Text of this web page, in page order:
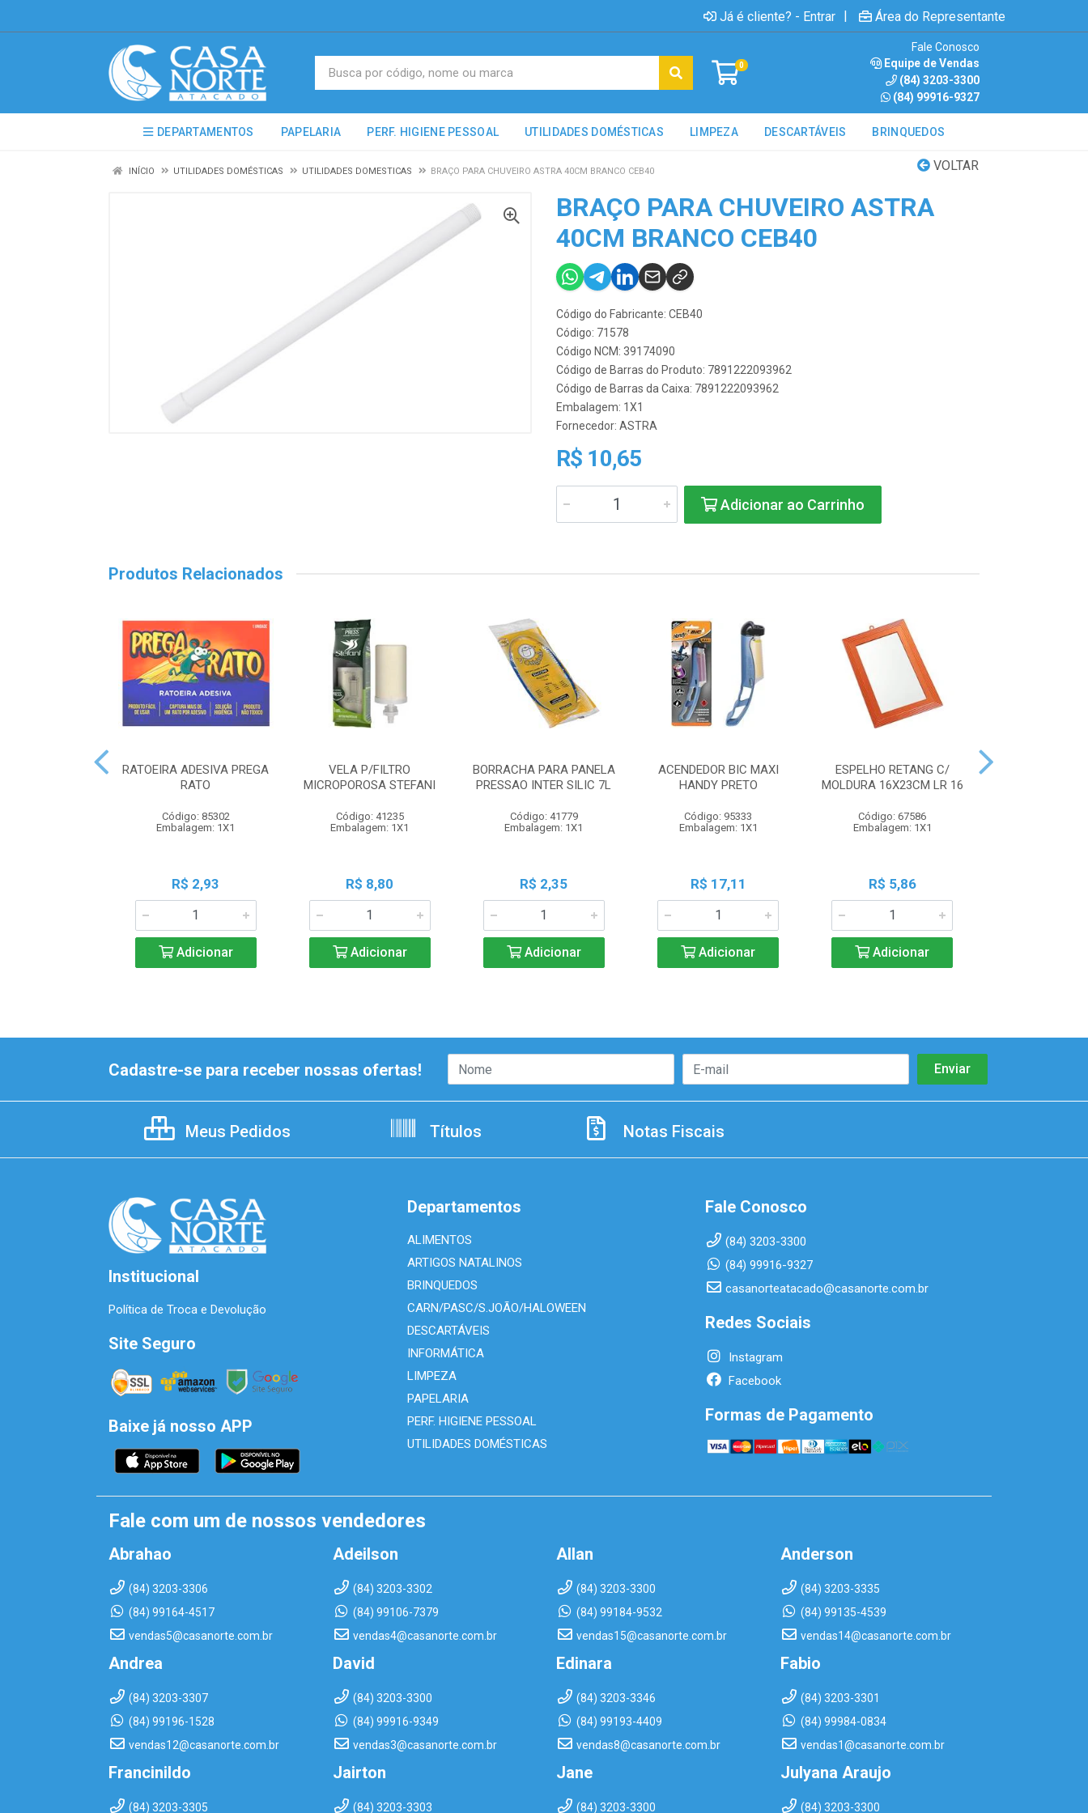
Já é cliente? - Entrar | Área do Representante
0
Fale Conosco
Equipe de Vendas
(84) 3203-3300
(84) 99916-9327
DEPARTAMENTOS PAPELARIA PERF. HIGIENE PESSOAL UTILIDADES DOMÉSTICAS LIMPEZA DESCARTÁVEIS BRINQUEDOS
VOLTAR
INÍCIO UTILIDADES DOMÉSTICAS UTILIDADES DOMESTICAS BRAÇO PARA CHUVEIRO ASTRA 40CM BRANCO CEB40
BRAÇO PARA CHUVEIRO ASTRA
40CM BRANCO CEB40
Código do Fabricante: CEB40
Código: 71578
Código NCM: 39174090
Código de Barras do Produto: 7891222093962
Código de Barras da Caixa: 7891222093962
Embalagem: 1X1
Fornecedor: ASTRA
R$ 10,65
Adicionar ao Carrinho
Produtos Relacionados
RATOEIRA ADESIVA PREGA
RATO
Código: 85302
Embalagem: 1X1
R$ 2,93
Adicionar
VELA P/FILTRO
MICROPOROSA STEFANI
Código: 41235
Embalagem: 1X1
R$ 8,80
Adicionar
BORRACHA PARA PANELA
PRESSAO INTER SILIC 7L
Código: 41779
Embalagem: 1X1
R$ 2,35
Adicionar
ACENDEDOR BIC MAXI
HANDY PRETO
Código: 95333
Embalagem: 1X1
R$ 17,11
Adicionar
ESPELHO RETANG C/
MOLDURA 16X23CM LR 16
Código: 67586
Embalagem: 1X1
R$ 5,86
Adicionar
Cadastre-se para receber nossas ofertas!
Meus Pedidos Títulos Notas Fiscais
Institucional
Política de Troca e Devolução
Site Seguro
Baixe já nosso APP
Departamentos
ALIMENTOS
ARTIGOS NATALINOS
BRINQUEDOS
CARN/PASC/S.JOÃO/HALOWEEN
DESCARTÁVEIS
INFORMÁTICA
LIMPEZA
PAPELARIA
PERF. HIGIENE PESSOAL
UTILIDADES DOMÉSTICAS
Fale Conosco
(84) 3203-3300
(84) 99916-9327
casanorteatacado@casanorte.com.br
Redes Sociais
Instagram
Facebook
Formas de Pagamento
Fale com um de nossos vendedores
Abrahao
(84) 3203-3306
(84) 99164-4517
vendas5@casanorte.com.br
Adeilson
(84) 3203-3302
(84) 99106-7379
vendas4@casanorte.com.br
Allan
(84) 3203-3300
(84) 99184-9532
vendas15@casanorte.com.br
Anderson
(84) 3203-3335
(84) 99135-4539
vendas14@casanorte.com.br
Andrea
(84) 3203-3307
(84) 99196-1528
vendas12@casanorte.com.br
David
(84) 3203-3300
(84) 99916-9349
vendas3@casanorte.com.br
Edinara
(84) 3203-3346
(84) 99193-4409
vendas8@casanorte.com.br
Fabio
(84) 3203-3301
(84) 99984-0834
vendas1@casanorte.com.br
Francinildo
(84) 3203-3305
Jairton
(84) 3203-3303
Jane
(84) 3203-3300
Julyana Araujo
(84) 3203-3300